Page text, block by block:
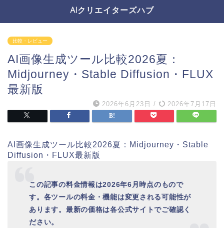
AIクリエイターズハブ
比較・レビュー
AI画像生成ツール比較2026夏：
Midjourney・Stable Diffusion・FLUX
最新版
2026年6月23日 / 2026年7月17日
AI画像生成ツール比較2026夏：Midjourney・Stable
Diffusion・FLUX最新版
この記事の料金情報は2026年6月時点のもので
す。各ツールの料金・機能は変更される可能性が
あります。最新の価格は各公式サイトでご確認く
ださい。